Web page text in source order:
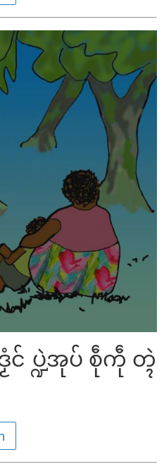
ပ္ဍဲအုပ် စဵုကဵု တ္ၚဲ